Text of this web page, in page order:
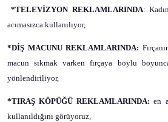
*TELEVİZYON REKLAMLARINDA:
acımasızca kullanılıyor,
*DİŞ MACUNU REKLAMLARINDA:
macun sıkmak varken fırçaya boylu
yönlendiriliyor,
*TIRAŞ KÖPÜĞÜ REKLAMLARINDA: en
kullanıldığını görüyoruz,